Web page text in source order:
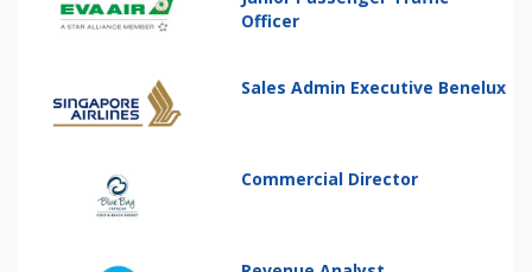
Officer
Sales Admin Executive Benelux
Commercial Director